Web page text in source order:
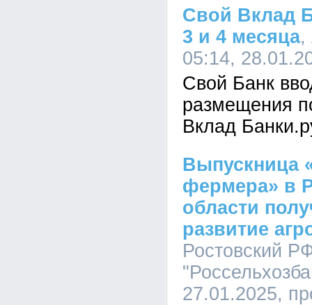
Свой Вклад
3 и 4 месяца,
05:14,
Свой Банк
размещения
Вклад
Выпускница
фермера» в
области
развитие
Ростовский
27.01.2025,